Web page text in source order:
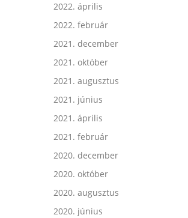
2022. április
2022. február
2021. december
2021. október
2021. augusztus
2021. június
2021. április
2021. február
2020. december
2020. október
2020. augusztus
2020. június